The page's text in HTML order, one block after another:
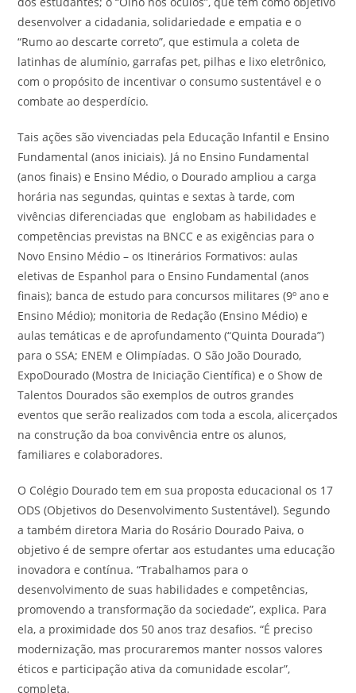
desenvolver a cidadania, solidariedade e empatia e o
“Rumo ao descarte correto”, que estimula a coleta de
latinhas de alumínio, garrafas pet, pilhas e lixo eletrônico,
com o propósito de incentivar o consumo sustentável e o
combate ao desperdício.
Tais ações são vivenciadas pela Educação Infantil e Ensino
Fundamental (anos iniciais). Já no Ensino Fundamental
(anos finais) e Ensino Médio, o Dourado ampliou a carga
horária nas segundas, quintas e sextas à tarde, com
vivências diferenciadas que englobam as habilidades e
competências previstas na BNCC e as exigências para o
Novo Ensino Médio – os Itinerários Formativos: aulas
eletivas de Espanhol para o Ensino Fundamental (anos
finais); banca de estudo para concursos militares (9º ano e
Ensino Médio); monitoria de Redação (Ensino Médio) e
aulas temáticas e de aprofundamento (“Quinta Dourada”)
para o SSA; ENEM e Olimpíadas. O São João Dourado,
ExpoDourado (Mostra de Iniciação Científica) e o Show de
Talentos Dourados são exemplos de outros grandes
eventos que serão realizados com toda a escola, alicerçados
na construção da boa convivência entre os alunos,
familiares e colaboradores.
O Colégio Dourado tem em sua proposta educacional os 17
ODS (Objetivos do Desenvolvimento Sustentável). Segundo
a também diretora Maria do Rosário Dourado Paiva, o
objetivo é de sempre ofertar aos estudantes uma educação
inovadora e contínua. “Trabalhamos para o
desenvolvimento de suas habilidades e competências,
promovendo a transformação da sociedade”, explica. Para
ela, a proximidade dos 50 anos traz desafios. “É preciso
modernização, mas procuraremos manter nossos valores
éticos e participação ativa da comunidade escolar”,
completa.